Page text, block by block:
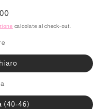
calcolate al check-out.
(40-46)